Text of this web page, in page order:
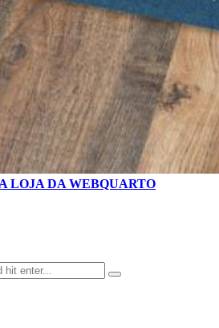
LOJA DA WEBQUARTO